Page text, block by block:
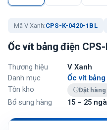
Mã V Xanh:CPS-K-0420-1BL
Ốc vít bảng điện
Thương hiệu
V Xanh
Danh mục
Ốc vít
Tồn kho
Đặt hàng
Bổ sung hàng 15 – 25